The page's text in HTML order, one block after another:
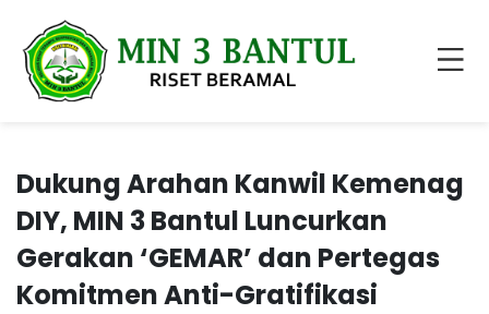
Dukung Arahan Kanwil Kemenag
DIY, MIN 3 Bantul Luncurkan
Gerakan ‘GEMAR’ dan Pertegas
Komitmen Anti-Gratifikasi